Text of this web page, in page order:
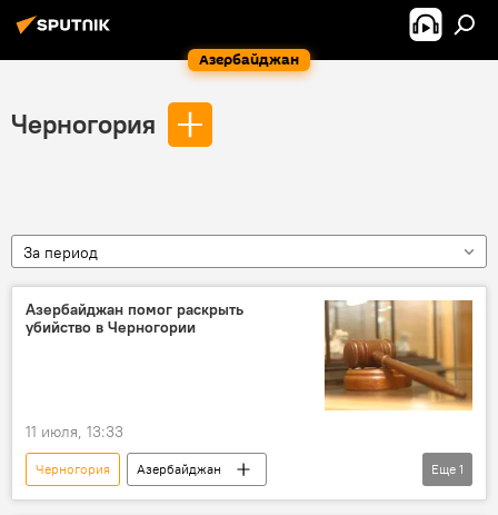
Азербайджан
Черногория
За период
Азербайджан помог раскрыть
убийство в Черногории
11 июля, 13:33
Черногория
Азербайджан
Расследование
Запрос
Еще 1